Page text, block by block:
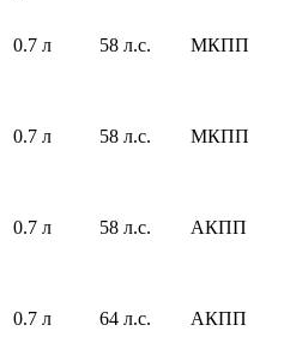
0.7 л 58 л.с. МКПП
0.7 л 58 л.с. МКПП
0.7 л 58 л.с. АКПП
0.7 л 64 л.с. АКПП